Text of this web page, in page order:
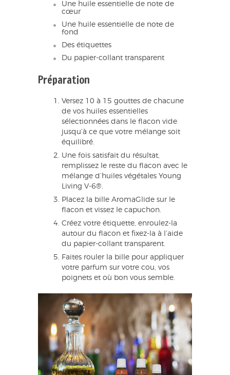
Une huile essentielle de note de
cœur
Une huile essentielle de note de
fond
Des étiquettes
Du papier-collant transparent
Préparation
Versez 10 à 15 gouttes de chacune
de vos huiles essentielles
sélectionnées dans le flacon vide
jusqu’à ce que votre mélange soit
équilibré.
Une fois satisfait du résultat,
remplissez le reste du flacon avec le
mélange d’huiles végétales Young
Living V-6®.
Placez la bille AromaGlide sur le
flacon et vissez le capuchon.
Créez votre étiquette, enroulez-la
autour du flacon et fixez-la à l’aide
du papier-collant transparent.
Faites rouler la bille pour appliquer
votre parfum sur votre cou, vos
poignets et où bon vous semble.